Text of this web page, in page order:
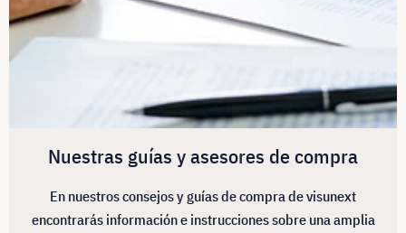
Nuestras guías y asesores de compra
En nuestros consejos y guías de compra de visunext
encontrarás información e instrucciones sobre una amplia